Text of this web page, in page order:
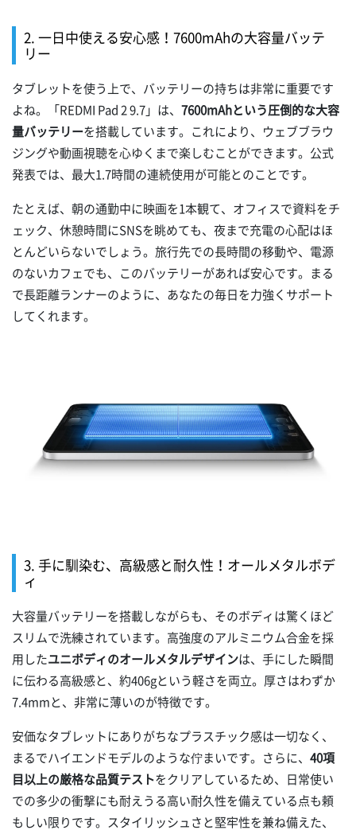
2. 一日中使える安心感！7600mAhの大容量バッテ
リー
タブレットを使う上で、バッテリーの持ちは非常に重要です
よね。「REDMI Pad 2 9.7」は、 7600mAhという圧倒的な大容
量バッテリーを搭載しています。これにより、ウェブブラウ
ジングや動画視聴を心ゆくまで楽しむことができます。公式
発表では、最大1.7時間の連続使用が可能とのことです。
たとえば、朝の通勤中に映画を1本観て、オフィスで資料をチ
ェック、休憩時間にSNSを眺めても、夜まで充電の心配はほ
とんどいらないでしょう。旅行先での長時間の移動や、電源
のないカフェでも、このバッテリーがあれば安心です。まる
で長距離ランナーのように、あなたの毎日を力強くサポート
してくれます。
3. 手に馴染む、高級感と耐久性！オールメタルボデ
ィ
大容量バッテリーを搭載しながらも、そのボディは驚くほど
スリムで洗練されています。高強度のアルミニウム合金を採
用したユニボディのオールメタルデザインは、手にした瞬間
に伝わる高級感と、約406gという軽さを両立。厚さはわずか
7.4mmと、非常に薄いのが特徴です。
安価なタブレットにありがちなプラスチック感は一切なく、
まるでハイエンドモデルのような佇まいです。さらに、 40項
目以上の厳格な品質テストをクリアしているため、日常使い
での多少の衝撃にも耐えうる高い耐久性を備えている点も頼
もしい限りです。スタイリッシュさと堅牢性を兼ね備えた、